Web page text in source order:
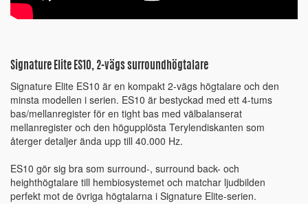
Signature Elite ES10, 2-vägs surroundhögtalare
Signature Elite ES10 är en kompakt 2-vägs högtalare och den
minsta modellen i serien. ES10 är bestyckad med ett 4-tums
bas/mellanregister för en tight bas med välbalanserat
mellanregister och den högupplösta Terylendiskanten som
återger detaljer ända upp till 40.000 Hz.
ES10 gör sig bra som surround-, surround back- och
heighthögtalare till hembiosystemet och matchar ljudbilden
perfekt mot de övriga högtalarna i Signature Elite-serien.